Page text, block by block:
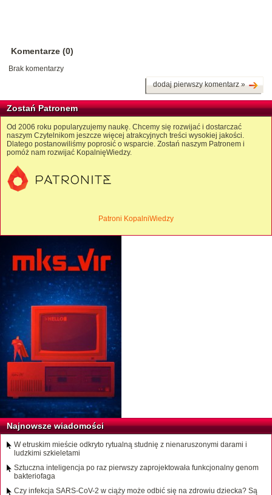
Komentarze (0)
Brak komentarzy
dodaj pierwszy komentarz »
Zostań Patronem
Od 2006 roku popularyzujemy naukę. Chcemy się rozwijać i dostarczać
naszym Czytelnikom jeszcze więcej atrakcyjnych treści wysokiej jakości.
Dlatego postanowiliśmy poprosić o wsparcie. Zostań naszym Patronem i
pomóż nam rozwijać KopalnięWiedzy.
Patroni KopalniWiedzy
Najnowsze wiadomości
W etruskim mieście odkryto rytualną studnię z nienaruszonymi darami i
ludzkimi szkieletami
Sztuczna inteligencja po raz pierwszy zaprojektowała funkcjonalny genom
bakteriofaga
Czy infekcja SARS-CoV-2 w ciąży może odbić się na zdrowiu dziecka? Są